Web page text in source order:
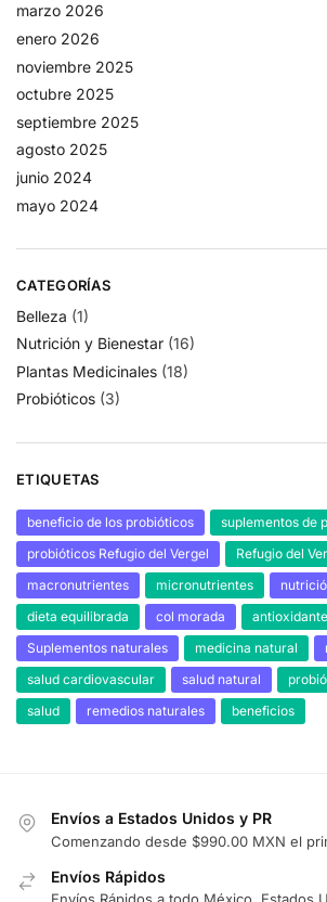
marzo 2026
enero 2026
noviembre 2025
octubre 2025
septiembre 2025
agosto 2025
junio 2024
mayo 2024
CATEGORÍAS
Belleza (1)
Nutrición y Bienestar (16)
Plantas Medicinales (18)
Probióticos (3)
ETIQUETAS
beneficio de los probióticos
suplementos de
probióticos Refugio del Vergel
Refugio del
macronutrientes
micronutrientes
dieta equilibrada
col morada
Suplementos naturales
medicina natural
salud cardiovascular
salud natural
salud
remedios naturales beneficios
Envíos a Estados Unidos y PR
Comenzando desde $990.00 MXN el
Envíos Rápidos